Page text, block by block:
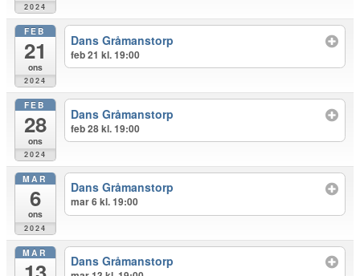
2024
FEB
21
ons
2024
Dans Gråmanstorp
feb 21 kl. 19:00
FEB
28
ons
2024
Dans Gråmanstorp
feb 28 kl. 19:00
MAR
6
ons
2024
Dans Gråmanstorp
mar 6 kl. 19:00
MAR
Dans Gråmanstorp